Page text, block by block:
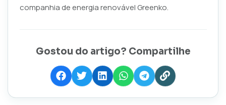
companhia de energia renovável Greenko.
Gostou do artigo? Compartilhe